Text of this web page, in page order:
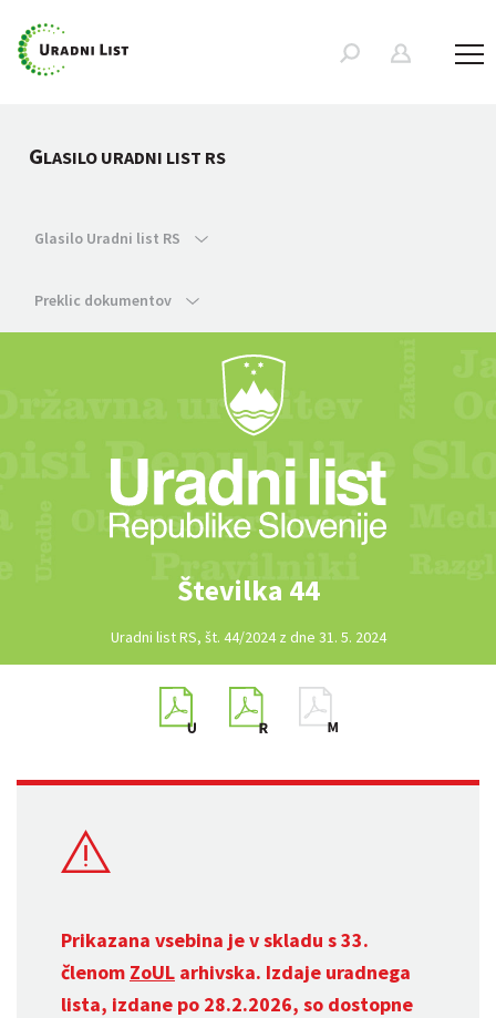
GLASILO URADNI LIST RS
Glasilo Uradni list RS
Preklic dokumentov
Številka 44
Uradni list RS, št. 44/2024 z dne 31. 5. 2024
Prikazana vsebina je v skladu s 33.
členom ZoUL arhivska. Izdaje uradnega
lista, izdane po 28.2.2026, so dostopne